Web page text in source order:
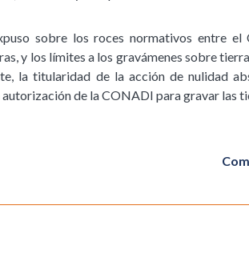
sobre los roces normativos entre
y los límites a los gravámenes sobre
la titularidad de la acción de nulidad
de la CONADI para gravar las